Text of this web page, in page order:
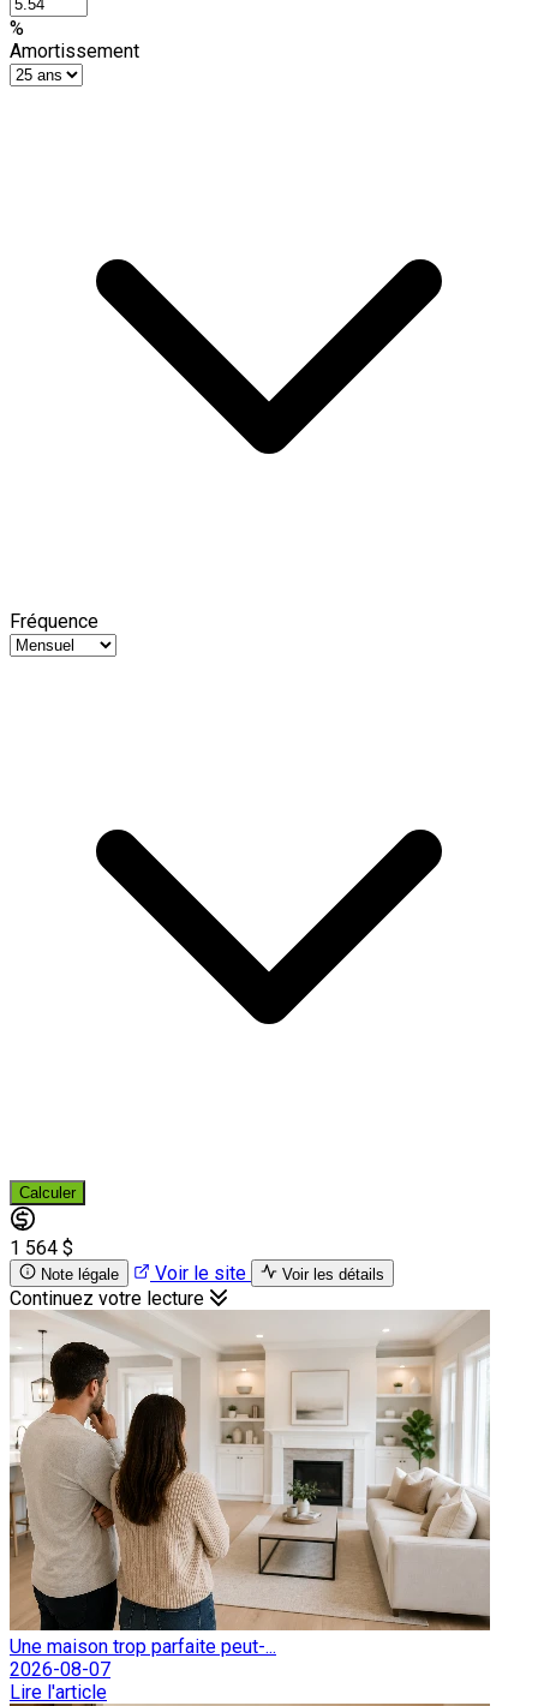
%
Amortissement
Fréquence
Calculer
1 564 $
Note légale Voir le site Voir les détails
Continuez votre lecture
Une maison trop parfaite peut-...
2026-08-07
Lire l'article